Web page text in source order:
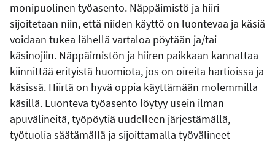
monipuolinen työasento. Näppäimistö ja hiiri
sijoitetaan niin, että niiden käyttö on luontevaa ja käsiä
voidaan tukea lähellä vartaloa pöytään ja/tai
käsinojiin. Näppäimistön ja hiiren paikkaan kannattaa
kiinnittää erityistä huomiota, jos on oireita hartioissa ja
käsissä. Hiirtä on hyvä oppia käyttämään molemmilla
käsillä. Luonteva työasento löytyy usein ilman
apuvälineitä, työpöytiä uudelleen järjestämällä,
työtuolia säätämällä ja sijoittamalla työvälineet